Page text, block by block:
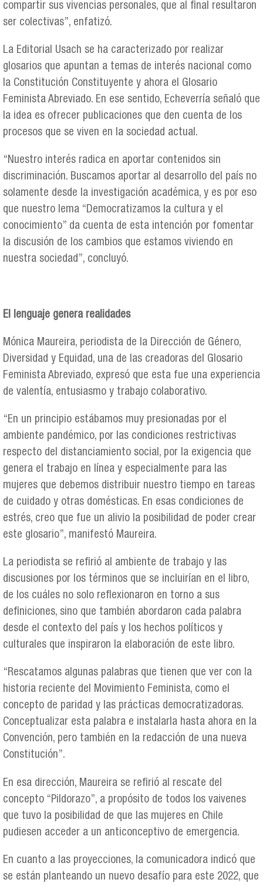
compartir sus vivencias personales, que al final resultaron
ser colectivas”, enfatizó.
La Editorial Usach se ha caracterizado por realizar
glosarios que apuntan a temas de interés nacional como
la Constitución Constituyente y ahora el Glosario
Feminista Abreviado. En ese sentido, Echeverría señaló que
la idea es ofrecer publicaciones que den cuenta de los
procesos que se viven en la sociedad actual.
“Nuestro interés radica en aportar contenidos sin
discriminación. Buscamos aportar al desarrollo del país no
solamente desde la investigación académica, y es por eso
que nuestro lema “Democratizamos la cultura y el
conocimiento” da cuenta de esta intención por fomentar
la discusión de los cambios que estamos viviendo en
nuestra sociedad”, concluyó.
El lenguaje genera realidades
Mónica Maureira, periodista de la Dirección de Género,
Diversidad y Equidad, una de las creadoras del Glosario
Feminista Abreviado, expresó que esta fue una experiencia
de valentía, entusiasmo y trabajo colaborativo.
“En un principio estábamos muy presionadas por el
ambiente pandémico, por las condiciones restrictivas
respecto del distanciamiento social, por la exigencia que
genera el trabajo en línea y especialmente para las
mujeres que debemos distribuir nuestro tiempo en tareas
de cuidado y otras domésticas. En esas condiciones de
estrés, creo que fue un alivio la posibilidad de poder crear
este glosario”, manifestó Maureira.
La periodista se refirió al ambiente de trabajo y las
discusiones por los términos que se incluirían en el libro,
de los cuáles no solo reflexionaron en torno a sus
definiciones, sino que también abordaron cada palabra
desde el contexto del país y los hechos políticos y
culturales que inspiraron la elaboración de este libro.
“Rescatamos algunas palabras que tienen que ver con la
historia reciente del Movimiento Feminista, como el
concepto de paridad y las prácticas democratizadoras.
Conceptualizar esta palabra e instalarla hasta ahora en la
Convención, pero también en la redacción de una nueva
Constitución”.
En esa dirección, Maureira se refirió al rescate del
concepto “Pildorazo”, a propósito de todos los vaivenes
que tuvo la posibilidad de que las mujeres en Chile
pudiesen acceder a un anticonceptivo de emergencia.
En cuanto a las proyecciones, la comunicadora indicó que
se están planteando un nuevo desafío para este 2022, que